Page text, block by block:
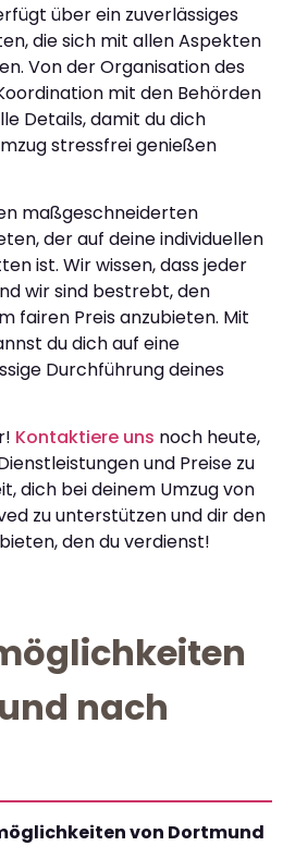
über ein zuverlässiges
die sich mit allen Aspekten
Von der Organisation des
mit den Behörden
Details, damit du dich
stressfrei genießen
maßgeschneiderten
der auf deine individuellen
ist. Wir wissen, dass jeder
wir sind bestrebt, den
fairen Preis anzubieten. Mit
du dich auf eine
Durchführung deines
Kontaktiere uns noch heute,
und Preise zu
dich bei deinem Umzug von
zu unterstützen und dir den
den du verdienst!
nach
von Dortmund